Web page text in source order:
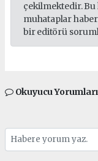
çekilmektedir.
muhataplar
bir editörü
Okuyucu Yorumları